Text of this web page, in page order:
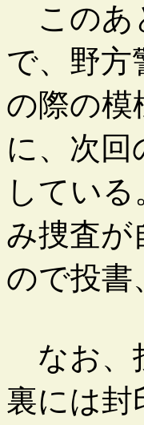
このあ
で、野方
の際の模
に、次回
してい
み捜査が
ので投書
なお、
裏には封